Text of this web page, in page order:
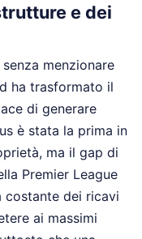
e dei
menzionare
ha trasformato il
di generare
è stata la prima in
ma il gap di
Premier League
costante dei ricavi
ai massimi